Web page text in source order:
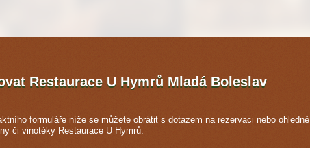
Restaurace U Hymrů Mladá Boleslav
formuláře níže se můžete obrátit s dotazem na rezervaci nebo ohledně
či vinotéky Restaurace U Hymrů: